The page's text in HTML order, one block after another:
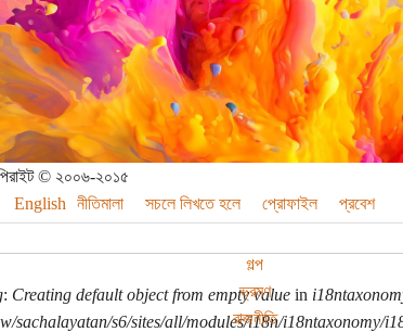
© ২০০৬-২০১৫
English নীতিমালা সচলে লিখতে হলে প্রোফাইল প্রবেশ
গল্প
ভ্রমণ
রাজনীতি
: Creating default object from empty valuein
sachalayatan/s6/sites/all/modules/i18n/i18ntaxonomy/